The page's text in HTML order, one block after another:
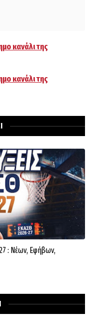
κανάλι της
κανάλι της
: Νέων, Εφήβων,